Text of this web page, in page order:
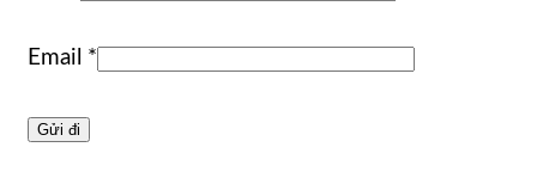
Email *